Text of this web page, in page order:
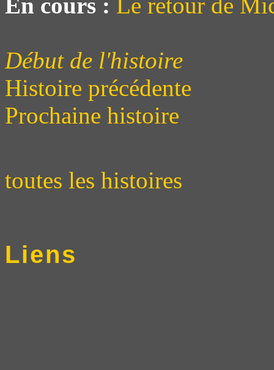
Début de l'histoire
Histoire précédente
Prochaine histoire
toutes les histoires
Liens